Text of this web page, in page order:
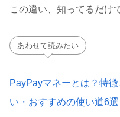
この違い、知ってるだけ
あわせて読みたい
PayPayマネーとは？特
い・おすすめの使い道6選